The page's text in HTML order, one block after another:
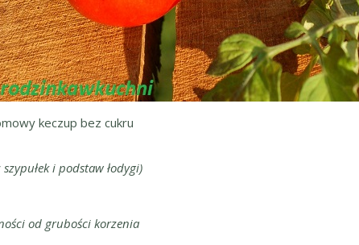
keczup bez cukru
i podstaw łodygi)
od grubości korzenia